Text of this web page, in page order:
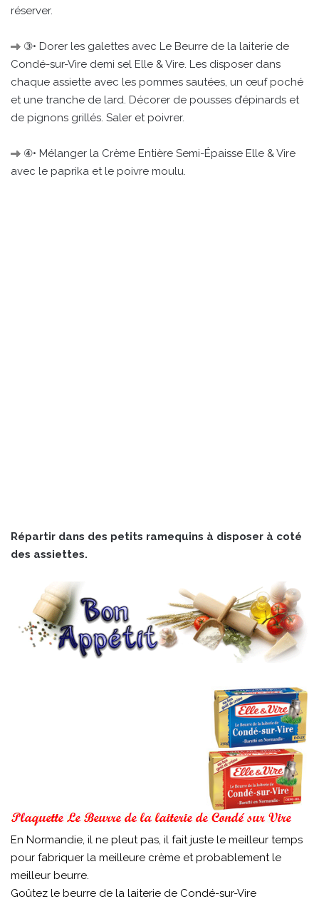
réserver.
③• Dorer les galettes avec Le Beurre de la laiterie de
Condé-sur-Vire demi sel Elle & Vire. Les disposer dans
chaque assiette avec les pommes sautées, un œuf poché
et une tranche de lard. Décorer de pousses d’épinards et
de pignons grillés. Saler et poivrer.
④• Mélanger la Crème Entière Semi-Épaisse Elle & Vire
avec le paprika et le poivre moulu.
Répartir dans des petits ramequins à disposer à coté
des assiettes.
En Normandie, il ne pleut pas, il fait juste le meilleur temps
pour fabriquer la meilleure crème et probablement le
meilleur beurre.
Goûtez le beurre de la laiterie de Condé-sur-Vire